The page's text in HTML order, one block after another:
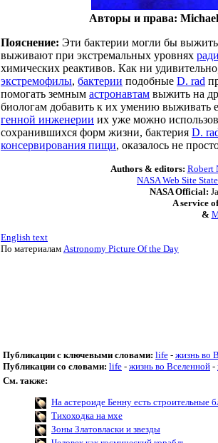
Авторы и права:
Пояснение: Эти бактерии могли бы
выживают при экстремальных уровнях
химических реактивов. Как ни
экстремофилы, бактерии подобные D. rad
помогать земным астронавтам выжить на
биологам добавить к их умению выживать
генной инженерии их уже можно
сохранившихся форм жизни, бактерия D.
консервирования пищи, оказалось не
Authors & editors: Robert
NASA Web Site
NASA Official:
A service
&
English text
По материалам Astronomy Picture Of the Day
Публикации с ключевыми словами: life - жизнь во
Публикации со словами: life - жизнь во Вселенной -
См. также:
На астероиде Бенну есть строительные
Тихоходка на мхе
Зоны Златовласки и звезды